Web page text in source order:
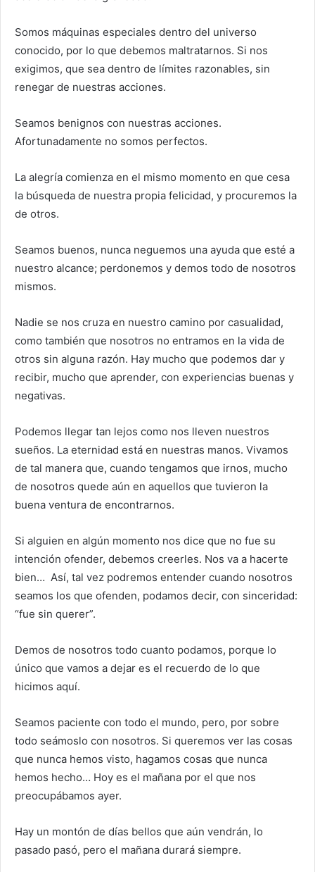
Somos máquinas especiales dentro del universo
conocido, por lo que debemos maltratarnos. Si nos
exigimos, que sea dentro de límites razonables, sin
renegar de nuestras acciones.
Seamos benignos con nuestras acciones.
Afortunadamente no somos perfectos.
La alegría comienza en el mismo momento en que cesa
la búsqueda de nuestra propia felicidad, y procuremos la
de otros.
Seamos buenos, nunca neguemos una ayuda que esté a
nuestro alcance; perdonemos y demos todo de nosotros
mismos.
Nadie se nos cruza en nuestro camino por casualidad,
como también que nosotros no entramos en la vida de
otros sin alguna razón. Hay mucho que podemos dar y
recibir, mucho que aprender, con experiencias buenas y
negativas.
Podemos llegar tan lejos como nos lleven nuestros
sueños. La eternidad está en nuestras manos. Vivamos
de tal manera que, cuando tengamos que irnos, mucho
de nosotros quede aún en aquellos que tuvieron la
buena ventura de encontrarnos.
Si alguien en algún momento nos dice que no fue su
intención ofender, debemos creerles. Nos va a hacerte
bien… Así, tal vez podremos entender cuando nosotros
seamos los que ofenden, podamos decir, con sinceridad:
“fue sin querer”.
Demos de nosotros todo cuanto podamos, porque lo
único que vamos a dejar es el recuerdo de lo que
hicimos aquí.
Seamos paciente con todo el mundo, pero, por sobre
todo seámoslo con nosotros. Si queremos ver las cosas
que nunca hemos visto, hagamos cosas que nunca
hemos hecho… Hoy es el mañana por el que nos
preocupábamos ayer.
Hay un montón de días bellos que aún vendrán, lo
pasado pasó, pero el mañana durará siempre.